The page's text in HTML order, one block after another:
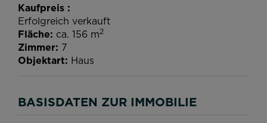
Kaufpreis
Erfolgreich verkauft
Fläche ca. 156 m2
Zimmer 7
Objektart Haus
BASISDATEN ZUR IMMOBILIE